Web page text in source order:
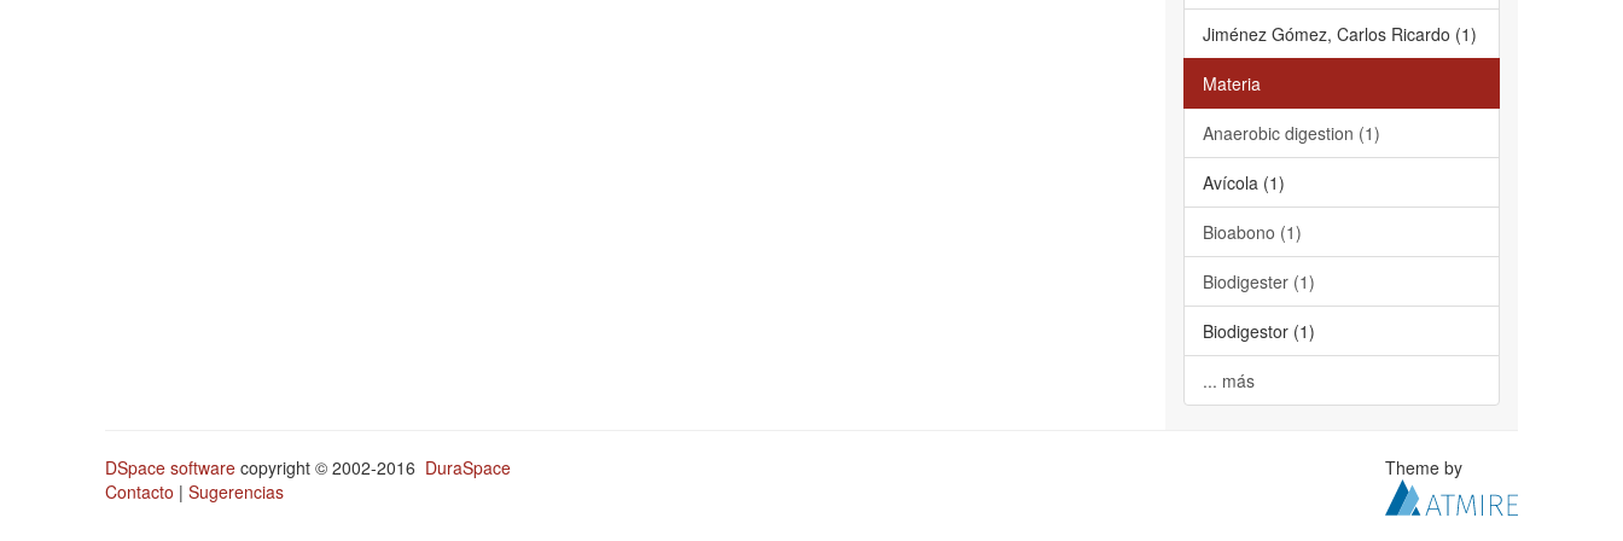
Jiménez Gómez, Carlos Ricardo (1)
Materia
Anaerobic digestion (1)
Avícola (1)
Bioabono (1)
Biodigester (1)
Biodigestor (1)
... más
DSpace software copyright © 2002-2016 DuraSpace
Contacto | Sugerencias
Theme by